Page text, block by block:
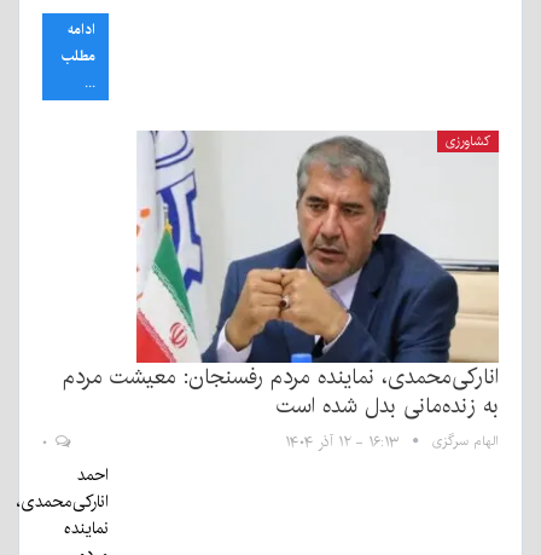
ادامه
مطلب
...
کشاورزی
انارکی‌محمدی، نماینده مردم رفسنجان: معیشت مردم
به زنده‌مانی بدل شده است
الهام سرگزی ۱۶:۱۳ - ۱۲ آذر ۱۴۰۴
احمد
انارکی‌محمدی،
نماینده